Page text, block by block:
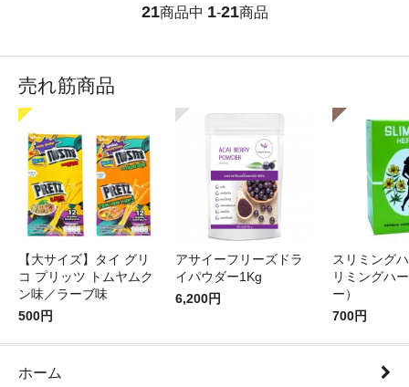
21商品中 1-21商品
売れ筋商品
【大サイズ】タイ グリ
コ プリッツ トムヤムク
ン味／ラーブ味
500円
アサイーフリーズドラ
イパウダー1Kg
6,200円
スリミング
リミングハ
ー）
700円
ホーム